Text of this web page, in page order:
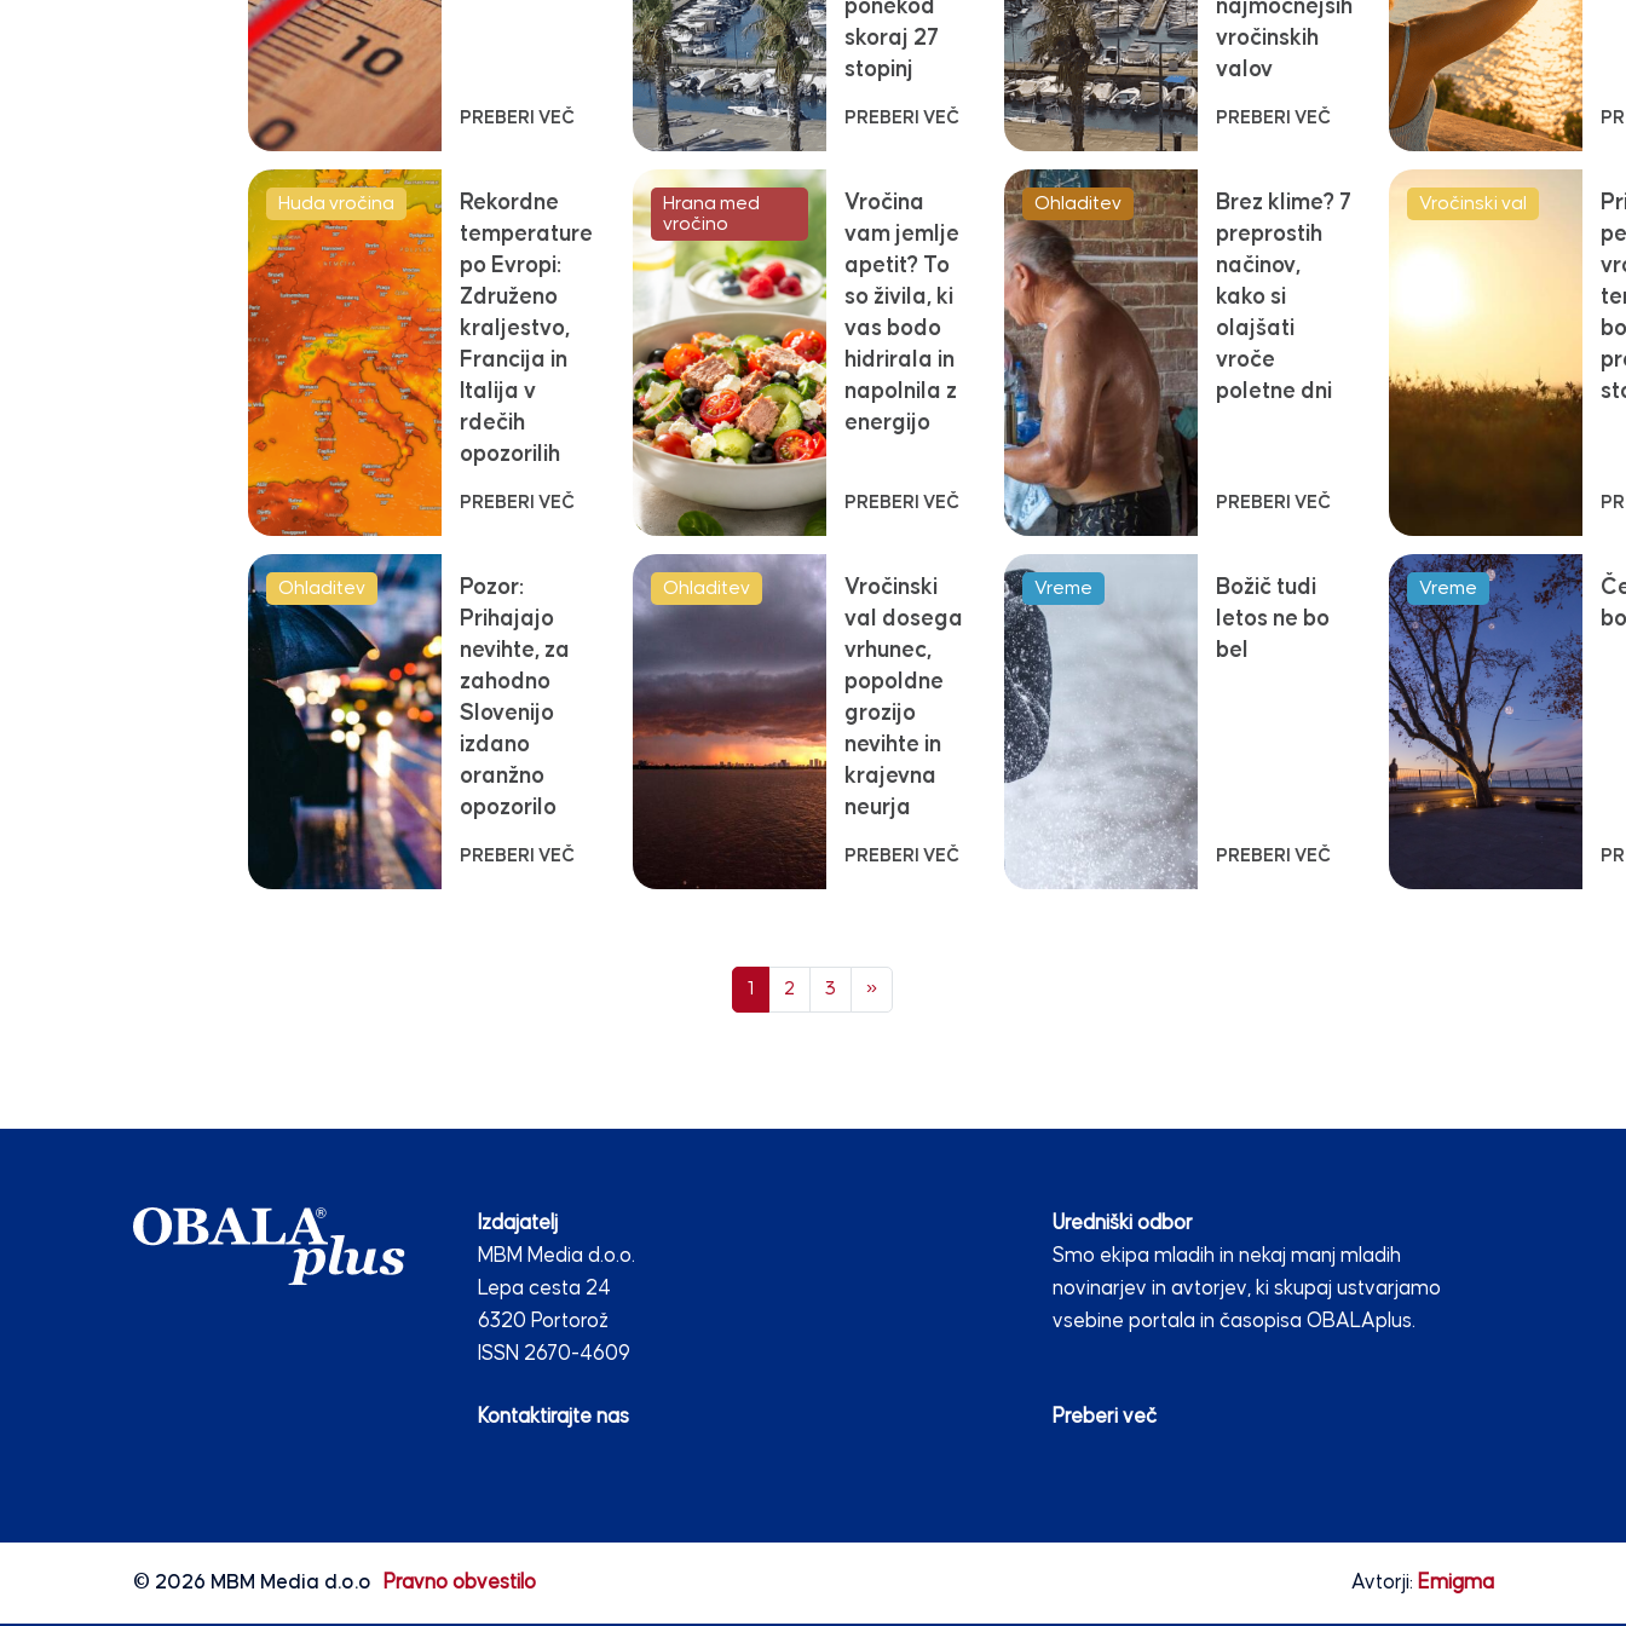
PREBERI VEČ
ponekod
skoraj 27
stopinj
PREBERI VEČ
najmočnejših
vročinskih
valov
PREBERI VEČ
Huda vročina
Rekordne
temperature
po Evropi:
Združeno
kraljestvo,
Francija in
Italija v
rdečih
opozorilih
PREBERI VEČ
Hrana med
vročino
Vročina
vam jemlje
apetit? To
so živila, ki
vas bodo
hidrirala in
napolnila z
energijo
PREBERI VEČ
Ohladitev
Brez klime? 7
preprostih
načinov,
kako si
olajšati
vroče
poletne dni
PREBERI VEČ
Vročinski val
Ohladitev
Pozor:
Prihajajo
nevihte, za
zahodno
Slovenijo
izdano
oranžno
opozorilo
PREBERI VEČ
Ohladitev
Vročinski
val dosega
vrhunec,
popoldne
grozijo
nevihte in
krajevna
neurja
PREBERI VEČ
Vreme
Božič tudi
letos ne bo
bel
PREBERI VEČ
Vreme
1 2 3 »Next page
Izdajatelj
MBM Media d.o.o.
Lepa cesta 24
6320 Portorož
ISSN 2670-4609
Kontaktirajte nas
Uredniški odbor
Smo ekipa mladih in nekaj manj mladih
novinarjev in avtorjev, ki skupaj ustvarjamo
vsebine portala in časopisa OBALAplus.
Preberi več
© 2026 MBM Media d.o.o Pravno obvestilo Avtorji: Emigma